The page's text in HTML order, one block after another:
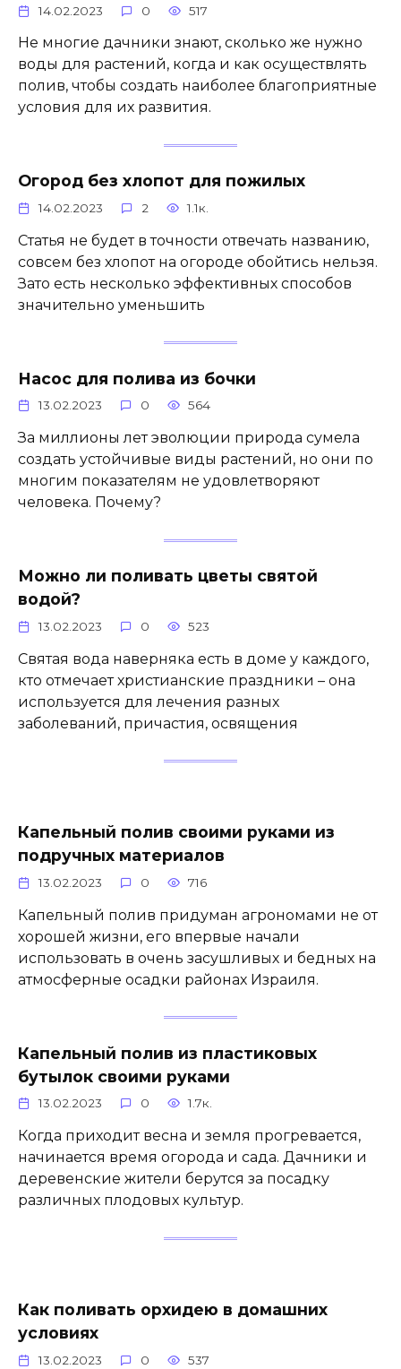
14.02.2023 0 517
Не многие дачники знают, сколько же нужно
воды для растений, когда и как осуществлять
полив, чтобы создать наиболее благоприятные
условия для их развития.
Огород без хлопот для пожилых
14.02.2023 2 1.1к.
Статья не будет в точности отвечать названию,
совсем без хлопот на огороде обойтись нельзя.
Зато есть несколько эффективных способов
значительно уменьшить
Насос для полива из бочки
13.02.2023 0 564
За миллионы лет эволюции природа сумела
создать устойчивые виды растений, но они по
многим показателям не удовлетворяют
человека. Почему?
Можно ли поливать цветы святой
водой?
13.02.2023 0 523
Святая вода наверняка есть в доме у каждого,
кто отмечает христианские праздники – она
используется для лечения разных
заболеваний, причастия, освящения
Капельный полив своими руками из
подручных материалов
13.02.2023 0 716
Капельный полив придуман агрономами не от
хорошей жизни, его впервые начали
использовать в очень засушливых и бедных на
атмосферные осадки районах Израиля.
Капельный полив из пластиковых
бутылок своими руками
13.02.2023 0 1.7к.
Когда приходит весна и земля прогревается,
начинается время огорода и сада. Дачники и
деревенские жители берутся за посадку
различных плодовых культур.
Как поливать орхидею в домашних
условиях
13.02.2023 0 537